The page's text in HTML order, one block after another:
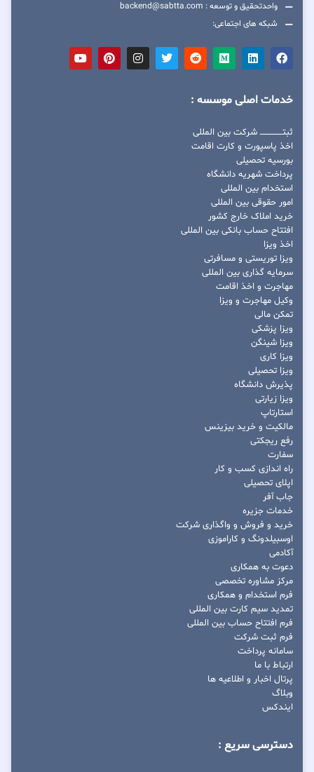
واحدتحقیق و توسعه : backend@sabtta.com
شبکه های اجتماعی:
خدمات اصلی موسسه :
ثبتــــــــــــــــ شرکت بین المللی
اخذ پاسپورت و کارت اقامت
بورسیه تحصیلی
پرداخت شهریه دانشگاه
استخدام بین المللی
امور حقوقی بین المللی
خرید املاک خارج کشور
افتتاح حساب بانکی بین المللی
اخذ ویزا
ویزا توریستی و مسافرتی
سرمایه گذاری بین المللی
مهاجرت و اخذ اقامت
وکیل مهاجرت و ویزا
تمکن مالی
ویزا پزشکی
ویزا شینگن
ویزا کاری
ویزا تحصیلی
پذیرش دانشگاه
ویزا زیارتی
استارتاپ
مالکیت و خرید بیزینس
رفع ریجکتی
سفارت
راه اندازی کسب و کار
اپلای تحصیلی
جاب آفر
خدمات جزیره
خرید و فروش و واگذاری شرکت
اوسبیلدونگ و کاراموزی
آکادمی
دعوت به همکاری
مرکز مشاوره تخصصی
فرم استخدام و همکاری
تمدید سیم کارت بین المللی
فرم افتتاح حساب بین المللی
فرم ثبت شرکت
سامانه پرداخت
ارتباط با ما
پرتال اخبار و اطلاعیه ها
وبلاگ
ایندکس
دسترسی سریع :